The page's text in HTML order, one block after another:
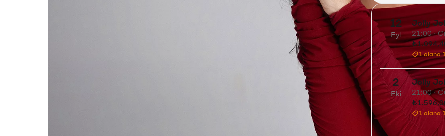
Aşkın Nur Yengi, güçlü yorumu ve zamansız şarkılarıyla Jolly Joker sahnesinde.
“Yazık”, “Sevgiliye”, “Helal Olsun” ve daha birçok unutulmaz şarkıya eşlik edeceğin bu
Sahnedeki duruşu, sesi ve seyirciyle kurduğu bağla her performansını özel kılan Aşkın
12
Eyl
Jolly
21:00 ·
1 alana
2
Eki
Jolly
21:00 ·
1 alana